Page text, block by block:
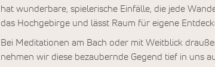
hat wunderbare, spielerische Einfälle, die jede
das Hochgebirge und lässt Raum für eigene
Bei Meditationen am Bach oder mit Weitblick
nehmen wir diese bezaubernde Gegend tief in uns